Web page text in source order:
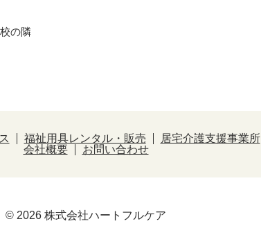
の隣
福祉用具レンタル・販売 居宅介護支援事業所
会社概要
お問い合わせ
© 2026 株式会社ハートフルケア